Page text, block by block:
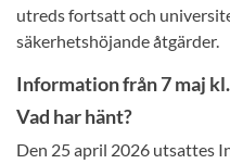
utreds fortsatt och
säkerhetshöjande åtgärder.
Information från 7 maj
Vad har hänt?
Den 25 april 2026 utsattes